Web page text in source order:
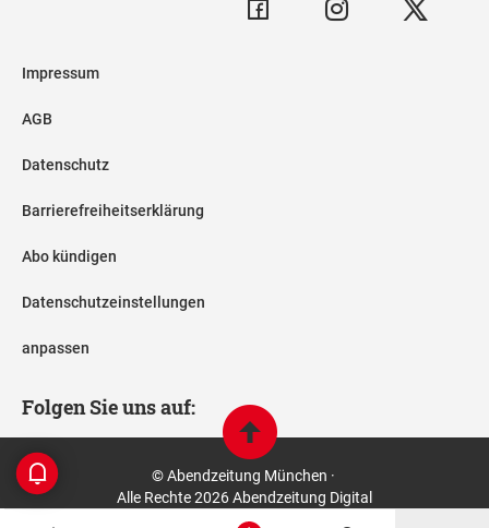
Impressum
AGB
Datenschutz
Barrierefreiheitserklärung
Abo kündigen
Datenschutzeinstellungen
anpassen
Folgen Sie uns auf:
© Abendzeitung München ·
Alle Rechte 2026 Abendzeitung Digital